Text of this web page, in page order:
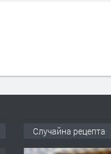
Случайна рецепта